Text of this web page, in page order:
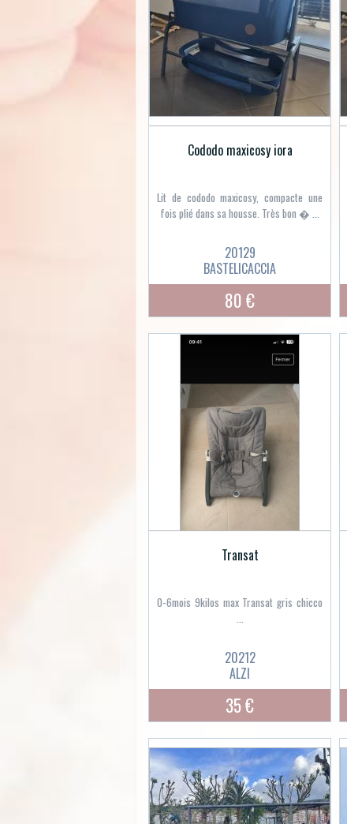
Cododo maxicosy iora
Lit de cododo maxicosy, compacte une
fois plié dans sa housse. Très bon � ...
20129
BASTELICACCIA
80 €
Transat
0-6mois 9kilos max Transat gris chicco
...
20212
ALZI
35 €